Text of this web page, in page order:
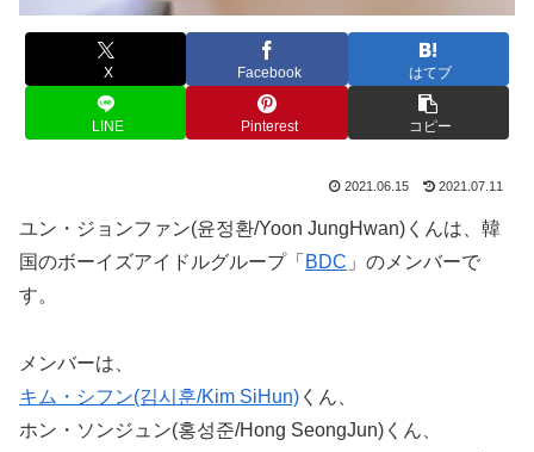
X Facebook はてブ
LINE Pinterest コピー
2021.06.15 2021.07.11
ユン・ジョンファン(윤정환/Yoon JungHwan)くんは、韓
国のボーイズアイドルグループ「 BDC 」のメンバーで
す。
メンバーは、
キム・シフン(김시훈/Kim SiHun) くん、
ホン・ソンジュン(홍성준/Hong SeongJun)くん、